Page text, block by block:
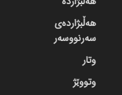
هەڵبژاردەی
سەرنووسەر
وتار
وتووێژ